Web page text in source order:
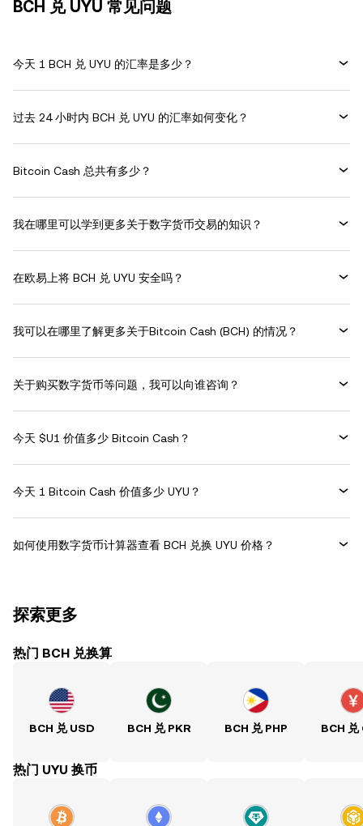
BCH 兑 UYU 常见问题
今天 1 BCH 兑 UYU 的汇率是多少？
过去 24 小时内 BCH 兑 UYU 的汇率如何变化？
Bitcoin Cash 总共有多少？
我在哪里可以学到更多关于数字货币交易的知识？
在欧易上将 BCH 兑 UYU 安全吗？
我可以在哪里了解更多关于Bitcoin Cash (BCH) 的情况？
关于购买数字货币等问题，我可以向谁咨询？
今天 $U1 价值多少 Bitcoin Cash？
今天 1 Bitcoin Cash 价值多少 UYU？
如何使用数字货币计算器查看 BCH 兑换 UYU 价格？
探索更多
热门 BCH 兑换算
BCH 兑 USD BCH 兑 PKR BCH 兑 PHP BCH 兑
热门 UYU 换币